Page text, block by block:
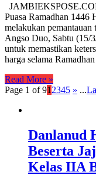
Puasa Ramadhan 1446
melakukan pemantauan
Angso Duo, Sabtu (15/
untuk memastikan
harga selama
Read More »
Page 1 of 91 2345 » ...
Danlanud
Beserta
Kelas IIA